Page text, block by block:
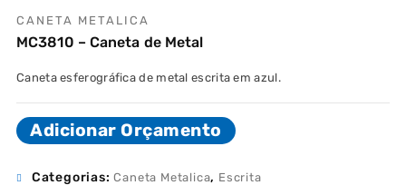
CANETA METALICA
MC3810 – Caneta de Metal
Caneta esferográfica de metal escrita em azul.
Adicionar Orçamento
Categorias:Caneta Metalica, Escrita